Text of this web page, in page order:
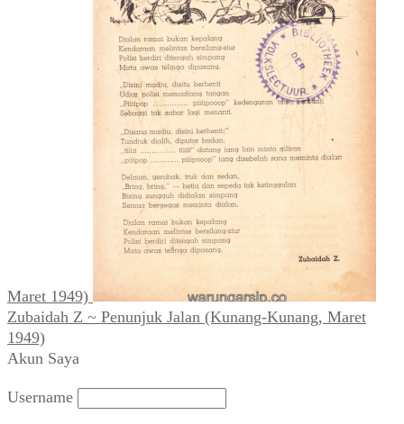
Maret 1949)
Zubaidah Z ~ Penunjuk Jalan (Kunang-Kunang, Maret
1949)
Akun Saya
Username